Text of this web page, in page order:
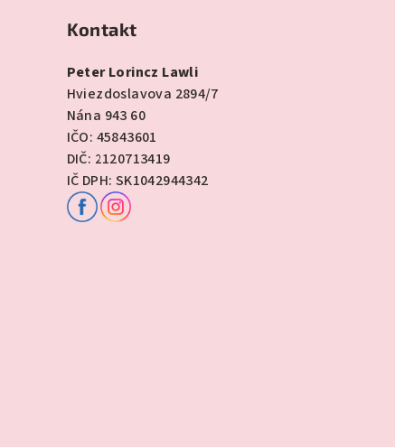
Kontakt
Peter Lorincz Lawli
Hviezdoslavova 2894/7
Nána 943 60
IČO: 45843601
DIČ: 2120713419
IČ DPH: SK1042944342